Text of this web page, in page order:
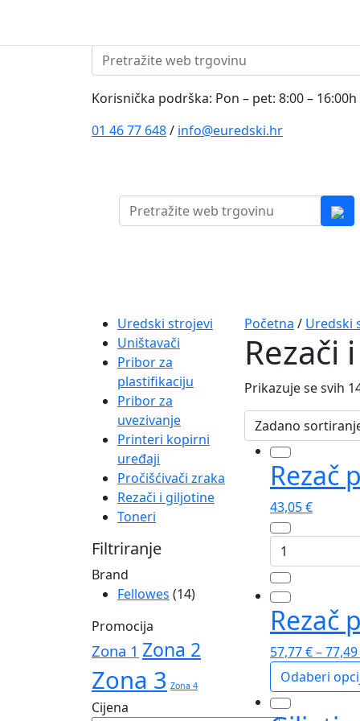
Pretraži:
Korisnička podrška: Pon – pet: 8:00 – 16:00h
01 46 77 648/ info@euredski.hr
Pretraži:
NavigationUredski strojevi
Uništavači
Pribor za
plastifikaciju
Pribor za
uvezivanje
Printeri kopirni
uređaji
Pročišćivači zraka
Rezači i giljotine
Toneri
Filtriranje
Brand
Fellowes (14)
Promocija
Zona 1 Zona 2
Zona 3 Zona 4
Cijena
Početna / Uredski
Rezači
Prikazuje se svih
Rezač
43,05€
Rezač
papira
NEUTRON
A4
Fellowes
Rezač
57,77€–77,49
Odaberi
Ovaj